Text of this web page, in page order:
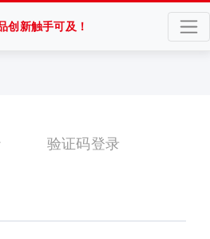
创新触手可及！
验证码登录